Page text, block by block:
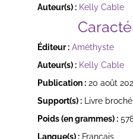
Auteur(s) : Kelly Cable
Éditeur : Améthyste
Auteur(s) : Kelly Cable
Publication :20 août
Support(s) :Livre broché
Poids (en grammes) :
Langue(s) :Français